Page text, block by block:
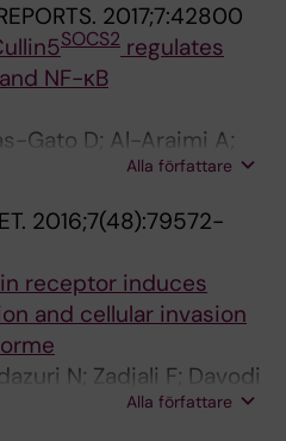
2017;7:42800
SOCS2 regulates
NF-κB
Gato D; Al-Araimi A;
A; Norstedt G; Olsen
Alla författare
2016;7(48):79572-
receptor induces
and cellular invasion
N; Zadjali F; Davodi
T; Rahbar A; Norstedt G
Alla författare